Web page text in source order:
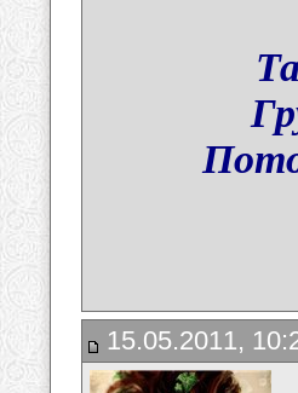
15.05.2011,